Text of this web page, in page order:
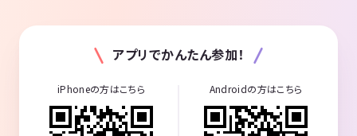
アプリでかんたん参加！
iPhoneの方はこちら Androidの方はこちら